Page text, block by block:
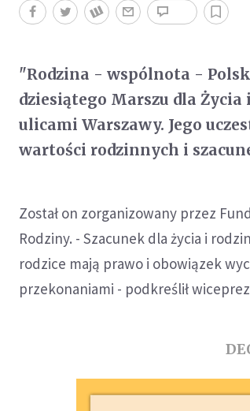
"Rodzina - wspólnota -
dziesiątego Marszu dla Życia
ulicami Warszawy. Jego
wartości rodzinnych i
Został on zorganizowany przez
Rodziny. - Szacunek dla życia i
rodzice mają prawo i obowiązek
przekonaniami - podkreślił